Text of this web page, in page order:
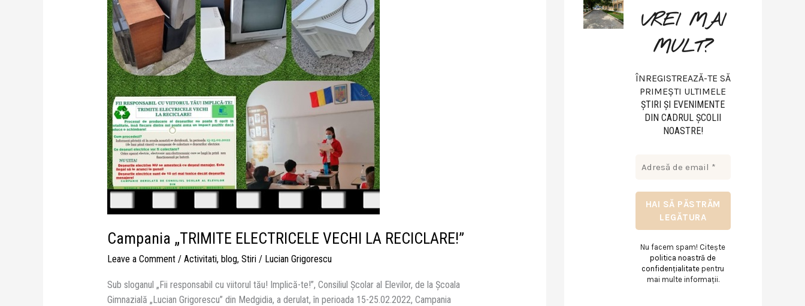
Campania „TRIMITE ELECTRICELE VECHI LA RECICLARE!”
Leave a Comment / Activitati, blog, Stiri/ Lucian Grigorescu
Sub sloganul „Fii responsabil cu viitorul tău! Implică-te!”, Consiliul Școlar al Elevilor, de la Școala
Gimnazială „Lucian Grigorescu” din Medgidia, a derulat, în perioada 15-25.02.2022, Campania
LA
RECICLARE!”
VREI MAI
MULT?
ÎNREGISTREAZĂ-TE SĂ
PRIMEȘTI ULTIMELE
ŞTIRI ŞI EVENIMENTE
DIN CADRUL ŞCOLII
NOASTRE!
Nu facem spam! Citește
politica noastră de
confidențialitate pentru
mai multe informații.